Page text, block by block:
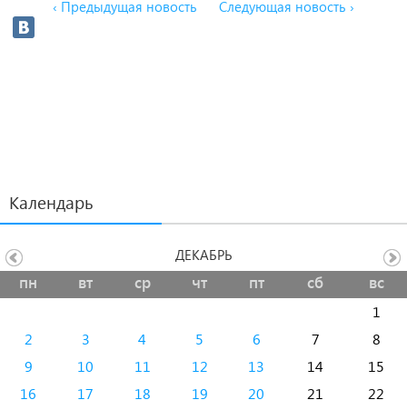
‹ Предыдущая новость Следующая новость ›
Календарь
пн вт ср чт пт сб вс
1
2
3 4 5 6 7
8
9
10 11 12 13 14
15
16
17 18 19 20 21
22
ДЕКАБРЬ